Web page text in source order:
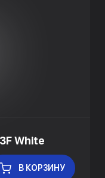
White
В КОРЗИНУ